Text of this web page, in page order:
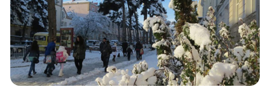
ЗАСТАВЛЯЕТ
КАВКАЗ ЗА ПАЛЕСТИНУ
ИНАКОМЫСЛИЕ В ЧЕЧНЕ
ПРЕСЛЕДОВАНИЕ АКТИВИСТОВ
МОБИЛИЗАЦИЯ И ПРОТЕСТЫ
Дагестан
Ингушетия
Кабардино-Балкария
Калмыкия
Карачаево-Черкесия